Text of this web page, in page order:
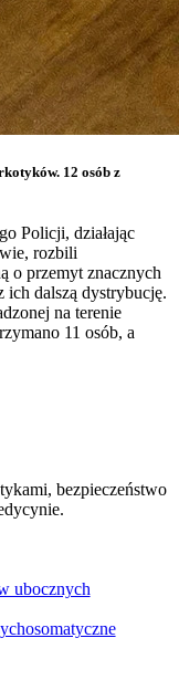
12 osób z
Policji, działając
rozbili
o przemyt znacznych
dalszą dystrybucję.
na terenie
11 osób, a
bezpieczeństwo
ubocznych